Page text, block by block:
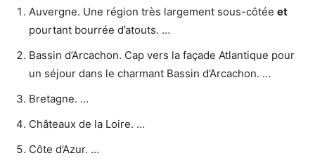
Auvergne. Une région très largement sous-côtée et
pourtant bourrée d’atouts. …
Bassin d’Arcachon. Cap vers la façade Atlantique pour
un séjour dans le charmant Bassin d’Arcachon. …
Bretagne. …
Châteaux de la Loire. …
Côte d’Azur. …